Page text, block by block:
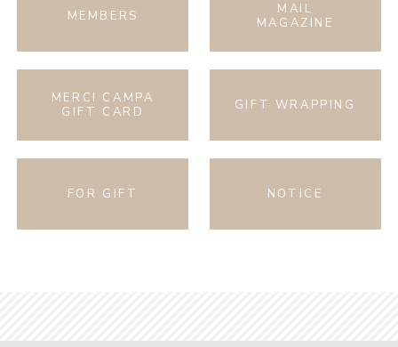
MEMBERS
MAIL
MAGAZINE
MERCI CAMPA
GIFT CARD
GIFT WRAPPING
FOR GIFT NOTICE